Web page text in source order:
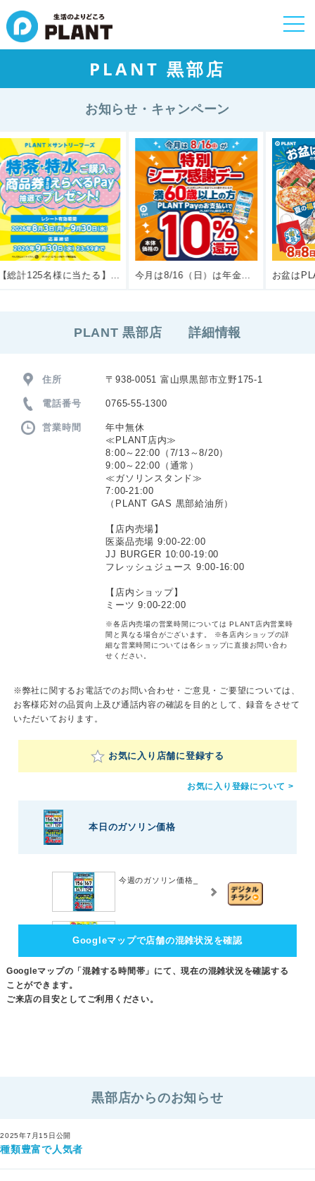
PLANT 黒部店
お知らせ・キャンペーン
今
PLANT 黒部店 詳細情報
住所 〒938-0051 富山県黒部市立野175-1
電話番号 0765-55-1300
営業時間
年中無休
≪PLANT店内≫
8:00～22:00（7/13～8/20）
9:00～22:00（通常）
≪ガソリンスタンド≫
7:00-21:00
（PLANT GAS 黒部給油所）
【店内売場】
医薬品売場 9:00-22:00
JJ BURGER 10:00-19:00
フレッシュジュース 9:00-16:00
【店内ショップ】
ミーツ 9:00-22:00
※各店内売場の営業時間については PLANT店内営業時
間と異なる場合がございます。
※各店内ショップの詳
細な営業時間については各ショップに直接お問い合わ
せください。
※弊社に関するお電話でのお問い合わせ・ご意見・ご要望については、
お客様応対の品質向上及び通話内容の確認を目的として、録音をさせて
いただいております。
お気に入り店舗に登録する
お気に入り登録について >
本日のガソリン価格
今週のガソリン価格_
ーポン_
Googleマップで店舗の混雑状況を確認
Googleマップの「混雑する時間帯」にて、現在の混雑状況を確認する
ことができます。
ご来店の目安としてご利用ください。
黒部店からのお知らせ
2025年7月15日公開
種類豊富で人気者